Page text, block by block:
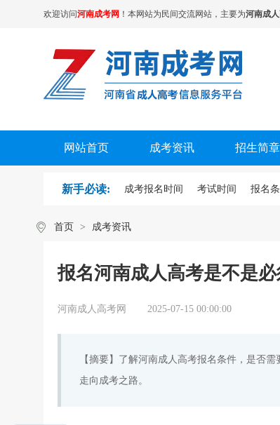
欢迎访问河南成考网 ！本网站为民间交流网站，主要为河南成
网站首页 成考资讯 招生简章
新手必读: 成考报名时间 考试时间 报名
首页 > 成考资讯
报名河南成人高考是不是
河南成人高考网 2025-07-15 00:00:00
【摘要】了解河南成人高考报名条件，是否
走向成考之路。